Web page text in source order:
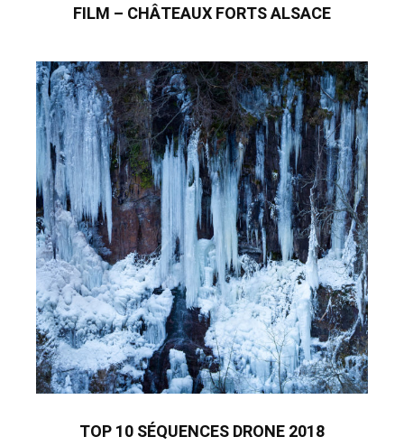
FILM – CHÂTEAUX FORTS ALSACE
TOP 10 SÉQUENCES DRONE 2018